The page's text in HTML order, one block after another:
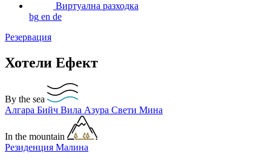
Виртуална разходка
bg en de
Резервация
Хотели Ефект
By the sea
Алгара Бийч Вила Азура Свети Мина
In the mountain
Резиденция Малина